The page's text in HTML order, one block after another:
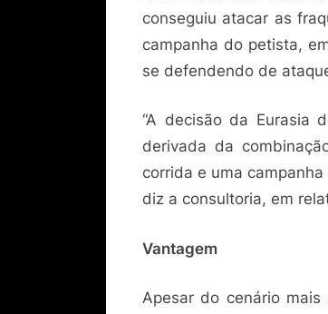
conseguiu atacar as
campanha do petista,
se defendendo de
“A decisão da Eurasia
derivada da
corrida e uma
diz a consultoria, em
Vantagem
Apesar do cenário